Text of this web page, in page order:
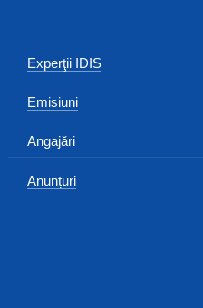
Experţii IDIS
Emisiuni
Angajări
Anunțuri